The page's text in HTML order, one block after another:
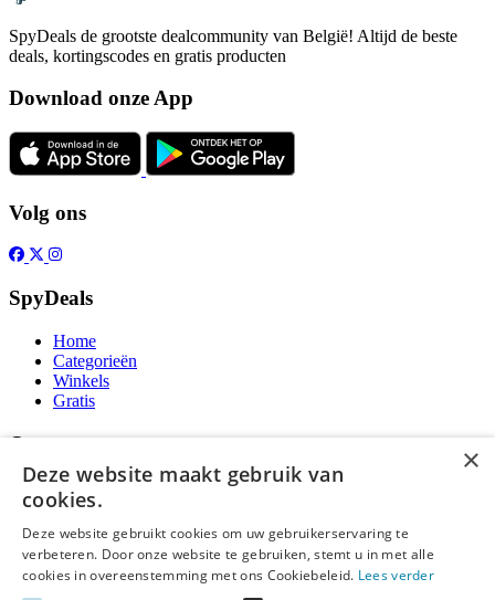
SpyDeals de grootste dealcommunity van België! Altijd de beste
deals, kortingscodes en gratis producten
Download onze App
Volg ons
SpyDeals
Home
Categorieën
Winkels
Gratis
Over
Over ons
Contact
Publicatieregels
Legal
×
Deze website maakt gebruik van
cookies.
Deze website gebruikt cookies om uw gebruikerservaring te
verbeteren. Door onze website te gebruiken, stemt u in met alle
cookies in overeenstemming met ons Cookiebeleid. Lees verder